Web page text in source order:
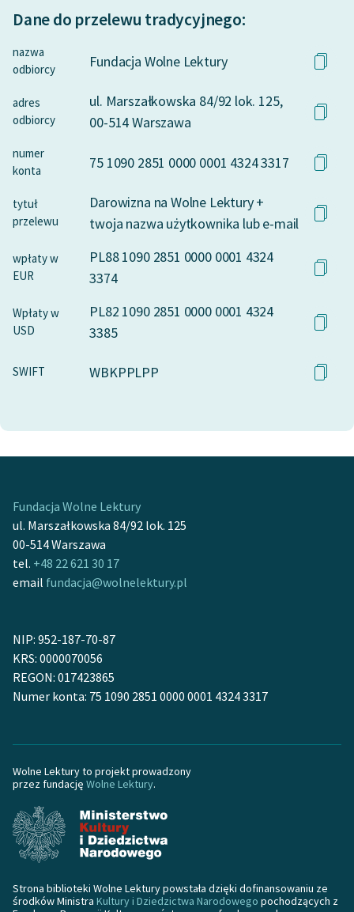
Dane do przelewu tradycyjnego:
nazwa
odbiorcy
Fundacja Wolne Lektury
adres
odbiorcy
ul. Marszałkowska 84/92 lok. 125,
00-514 Warszawa
numer
konta
75 1090 2851 0000 0001 4324 3317
tytuł
przelewu
Darowizna na Wolne Lektury +
twoja nazwa użytkownika lub e-mail
wpłaty w
EUR
PL88 1090 2851 0000 0001 4324
3374
Wpłaty w
USD
PL82 1090 2851 0000 0001 4324
3385
SWIFT WBKPPLPP
Fundacja Wolne Lektury
ul. Marszałkowska 84/92 lok. 125
00-514 Warszawa
tel. +48 22 621 30 17
email fundacja@wolnelektury.pl
NIP: 952-187-70-87
KRS: 0000070056
REGON: 017423865
Numer konta: 75 1090 2851 0000 0001 4324 3317
Wolne Lektury to projekt prowadzony
przez fundację Wolne Lektury.
Strona biblioteki Wolne Lektury powstała dzięki dofinansowaniu ze
środków Ministra Kultury i Dziedzictwa Narodowego pochodzących z